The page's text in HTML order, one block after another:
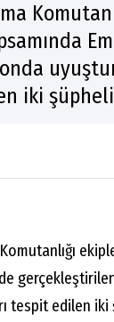
iki şüpheli
tespit edilen iki